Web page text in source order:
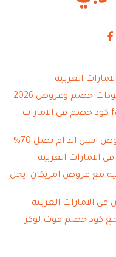
العربية
خصم وعروض 2026
15% كود خصم فارفيتش - farfetch كود خصم في الامارات
اند ام تصل 70%
الامارات العربية
مع عروض امريكان ايجل
مع كود خصم فوت لوكر -